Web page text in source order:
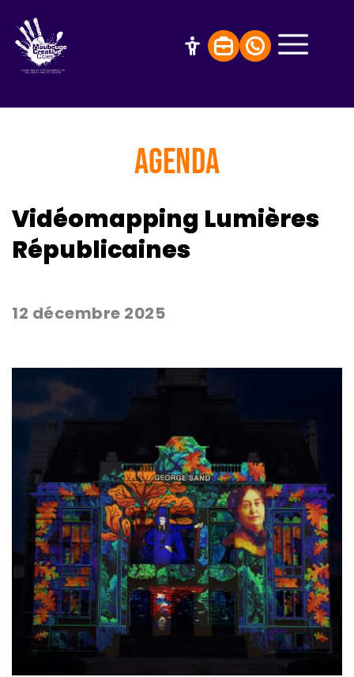
AGENDA
Vidéomapping Lumières
Républicaines
12 décembre 2025